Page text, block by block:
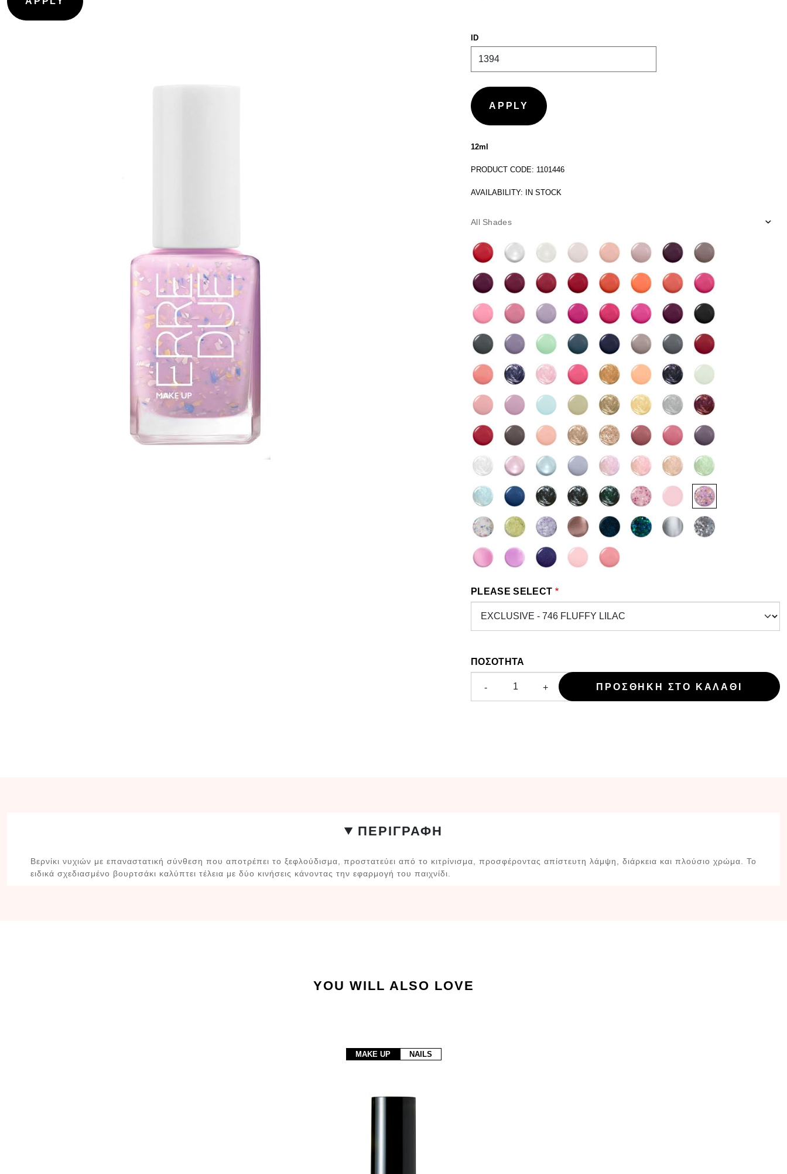
ID
12ml
PRODUCT CODE: 1101446
AVAILABILITY: IN STOCK
All Shades
PLEASE SELECT
ΠΟΣΌΤΗΤΑ
+
-
ΠΕΡΙΓΡΑΦΗ
Βερνίκι νυχιών με επαναστατική σύνθεση που αποτρέπει το ξεφλούδισμα, προστατεύει από το κιτρίνισμα, προσφέροντας απίστευτη λάμψη, διάρκεια και πλούσιο χρώμα. Το
ειδικά σχεδιασμένο βουρτσάκι καλύπτει τέλεια με δύο κινήσεις κάνοντας την εφαρμογή του παιχνίδι.
YOU WILL ALSO LOVE
MAKE UP NAILS